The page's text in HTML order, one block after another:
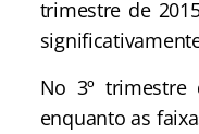
trimestre de
No 3º trimestre
enquanto as